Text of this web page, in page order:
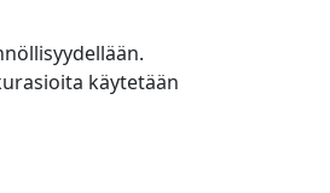
käytetään